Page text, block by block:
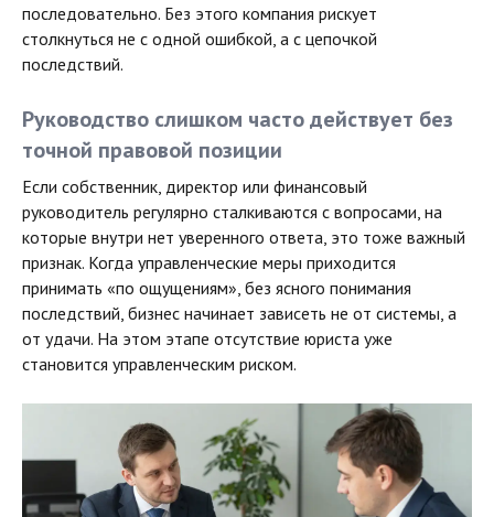
последовательно. Без этого компания рискует
столкнуться не с одной ошибкой, а с цепочкой
последствий.
Руководство слишком часто действует без
точной правовой позиции
Если собственник, директор или финансовый
руководитель регулярно сталкиваются с вопросами, на
которые внутри нет уверенного ответа, это тоже важный
признак. Когда управленческие меры приходится
принимать «по ощущениям», без ясного понимания
последствий, бизнес начинает зависеть не от системы, а
от удачи. На этом этапе отсутствие юриста уже
становится управленческим риском.